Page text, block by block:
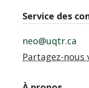
Service des
neo@uqtr.ca
Partagez-nous